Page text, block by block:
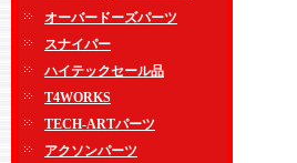
オーバードーズパーツ
スナイパー
ハイテックセール品
T4WORKS
TECH-ARTパーツ
アクソンパーツ